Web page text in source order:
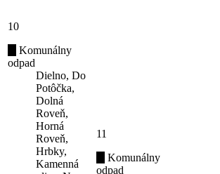
10
Komunálny
odpad
Dielno, Do
Potôčka,
Dolná
Roveň,
Horná
Roveň,
Hrbky,
Kamenná
11
Komunálny
odpad